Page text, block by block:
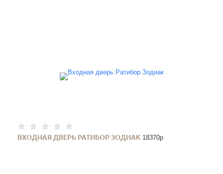
ВХОДНАЯ ДВЕРЬ РАТИБОР ЗОДИАК 18370p